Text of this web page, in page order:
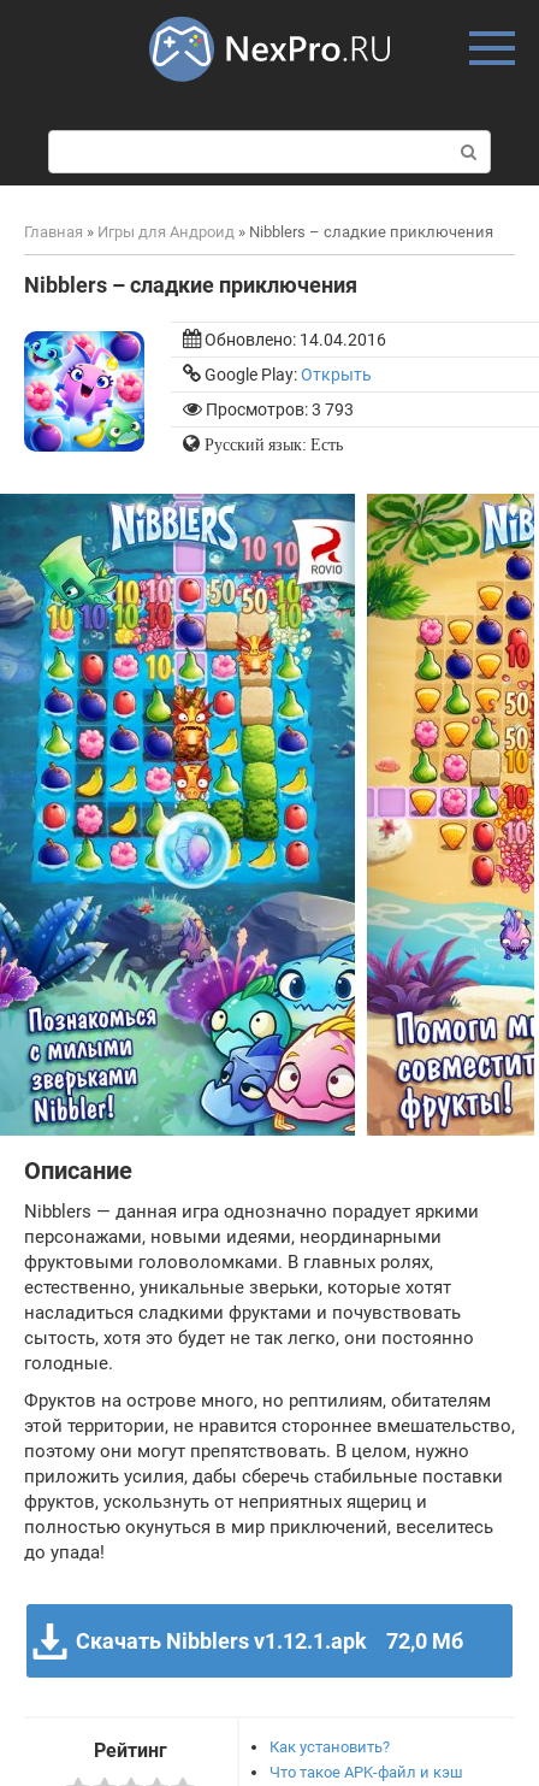
о
и
к
Главная » Игры для Андроид » Nibblers – сладкие приключения
Nibblers – сладкие приключения
Обновлено: 14.04.2016
Google Play:Открыть
Просмотров: 3 793
Русский язык: Есть
Описание
Nibblers — данная игра однозначно порадует яркими
персонажами, новыми идеями, неординарными
фруктовыми головоломками. В главных ролях,
естественно, уникальные зверьки, которые хотят
насладиться сладкими фруктами и почувствовать
сытость, хотя это будет не так легко, они постоянно
голодные.
Фруктов на острове много, но рептилиям, обитателям
этой территории, не нравится стороннее вмешательство,
поэтому они могут препятствовать. В целом, нужно
приложить усилия, дабы сберечь стабильные поставки
фруктов, ускользнуть от неприятных ящериц и
полностью окунуться в мир приключений, веселитесь
до упада!
Скачать Nibblers v1.12.1.apk 72,0 Мб
Рейтинг
Как установить?
Что такое APK-файл и кэш